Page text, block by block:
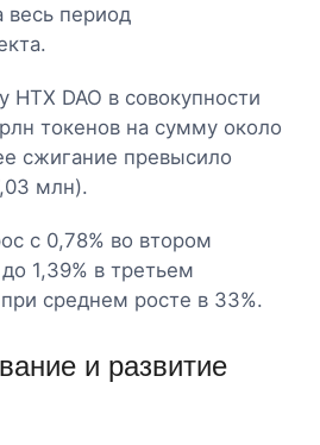
весь период
HTX DAO в совокупности
токенов на сумму около
сжигание превысило
млн).
с 0,78% во втором
1,39% в третьем
среднем росте в 33%.
и развитие